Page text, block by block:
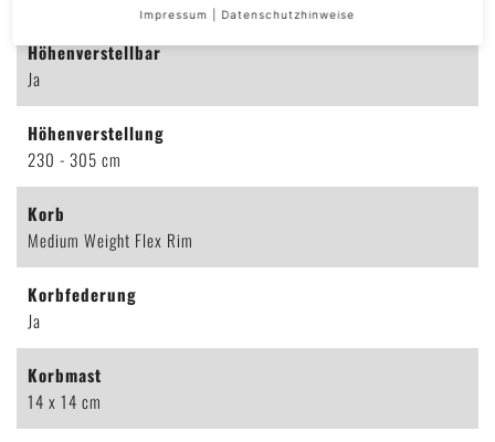
Höhenverstellbar
Ja
Höhenverstellung
230 - 305 cm
Korb
Medium Weight Flex Rim
Korbfederung
Ja
Korbmast
14 x 14 cm
Impressum Datenschutzhinweise